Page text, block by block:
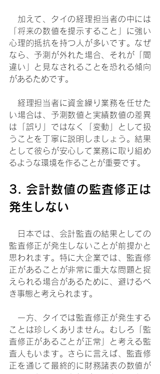
加えて、タイの経理担当者の中には
「将来の数値を提示すること」に強い
心理的抵抗を持つ人が多いです。なぜ
なら、予測が外れた場合、それが「間
違い」と見なされることを恐れる傾向
があるためです。
経理担当者に資金繰り業務を任せた
い場合は、予測数値と実績数値の差異
は「誤り」ではなく「変動」として扱
うことを丁寧に説明しましょう。結果
として彼らが安心して業務に取り組め
るような環境を作ることが重要です。
3. 会計数値の監査修正は
発生しない
日本では、会計監査の結果としての
監査修正が発生しないことが前提かと
思われます。特に大企業では、監査修
正があることが非常に重大な問題と捉
えられる場合があるために、避けるべ
き事態と考えられます。
一方、タイでは監査修正が発生する
ことは珍しくありません。むしろ「監
査修正があることが正常」と考える監
査人もいます。さらに言えば、監査修
正を通じて最終的に財務諸表の数値が